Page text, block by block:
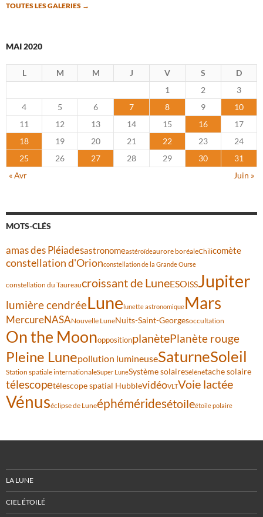
TOUTES LES GALERIES →
MAI 2020
L M M J V S
D
1
2
3
4
5 6 7 8 9
10
11
12 13 14 15 16
17
18
19 20 21 22 23
24
25
26 27 28 29 30
31
« Avr
Juin »
MOTS-CLÉS
amas des Pléiadesastronomeastéroïdeaurore boréaleChilicomète
constellation d'Orionconstellation de la Grande Ourse
constellation du Taureaucroissant de LuneESOISSJupiter
lumière cendréeLunelunette astronomiqueMars
MercureNASANouvelle LuneNuits-Saint-Georgesoccultation
On the MoonoppositionplanètePlanète rouge
Pleine Lunepollution lumineuseSaturneSoleil
Station spatiale internationaleSuper LuneSystème solaireSélénétache solaire
télescopetélescope spatial HubblevidéoVLTVoie lactée
Vénuséclipse de Luneéphéméridesétoileétoile polaire
LA LUNE
CIEL ÉTOILÉ